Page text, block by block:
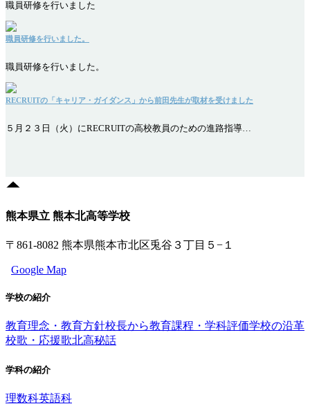
職員研修を行いました
職員研修を行いました。
職員研修を行いました。
RECRUITの「キャリア・ガイダンス」から前田先生が取材を受けました
５月２３日（火）にRECRUITの高校教員のための進路指導…
熊本県立 熊本北高等学校
〒861-8082 熊本県熊本市北区兎谷３丁目５−１
Google Map
学校の紹介
教育理念・教育方針校長から教育課程・学科評価学校の沿革
校歌・応援歌北高秘話
学科の紹介
理数科英語科